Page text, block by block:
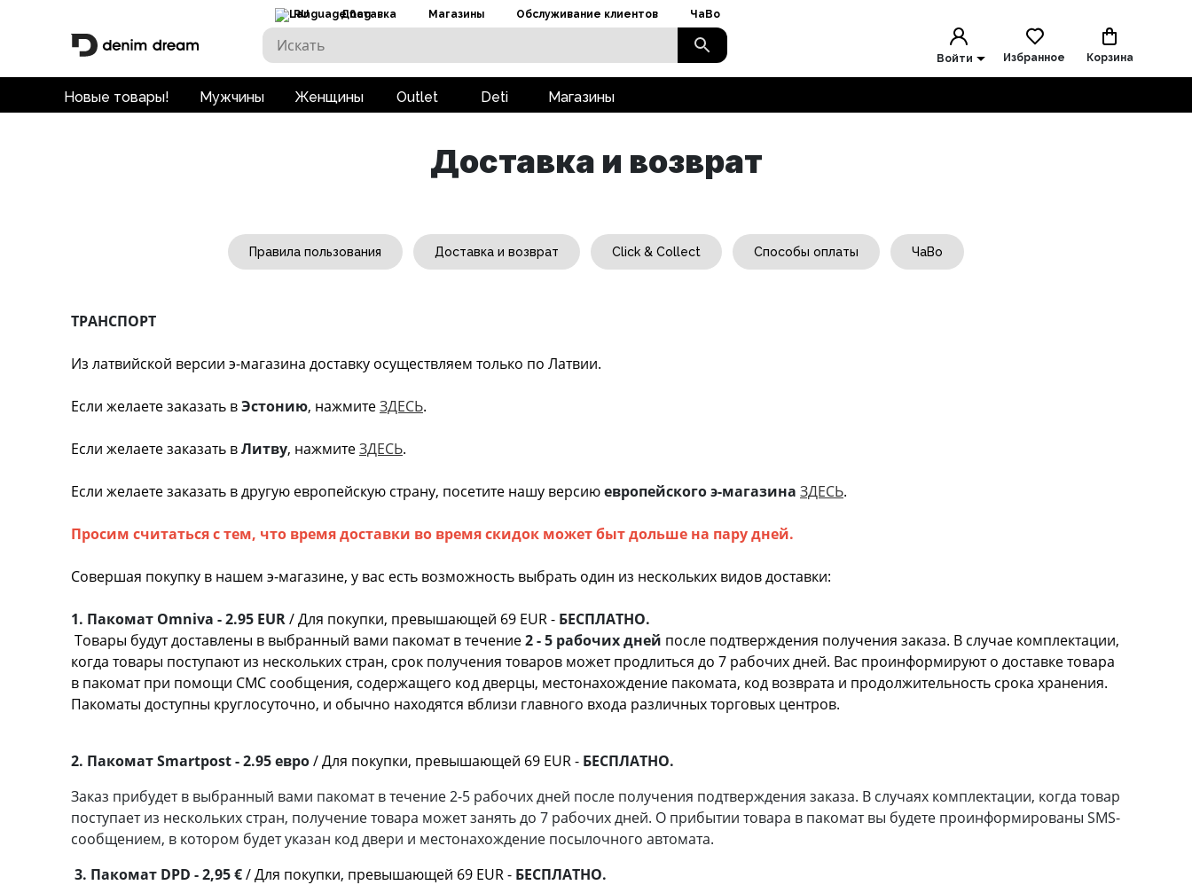
RU Доставка Магазины Обслуживание клиентов ЧаВо
Войти Избранное Корзина
Новые товары! Мужчины Женщины Outlet Deti Магазины
Доставка и возврат
Правила пользования Доставка и возврат Click & Collect Способы оплаты ЧаВо
ТРАНСПОРТ
Из латвийской версии э-магазина доставку осуществляем только по Латвии.
Если желаете заказать вЭстонию, нажмитеЗДЕСЬ.
Если желаете заказать вЛитву, нажмитеЗДЕСЬ.
Если желаете заказать в другую европейскую страну, посетите нашу версиюевропейского э-магазина ЗДЕСЬ.
Просим считаться с тем, что время доставки во время скидок может быт дольше на пару дней.
Совершая покупку в нашем э-магазине, у вас есть возможность выбрать один из нескольких видов доставки:
1. Пакомат Omniva - 2.95 EUR/ Для покупки, превышающей 69 EUR - БЕСПЛАТНО.
Товары будут доставлены в выбранный вами пакомат в течение2 - 5 рабочих дней после подтверждения получения заказа. В случае комплектации,
когда товары поступают из нескольких стран, срок получения товаров может продлиться до 7 рабочих дней. Вас проинформируют о доставке товара
в пакомат при помощи СМС сообщения, содержащего код дверцы, местонахождение пакомата, код возврата и продолжительность срока хранения.
Пакоматы доступны круглосуточно, и обычно находятся вблизи главного входа различных торговых центров.
2. Пакомат Smartpost - 2.95 евро/ Для покупки, превышающей 69 EUR - БЕСПЛАТНО.
Заказ прибудет в выбранный вами пакомат в течение 2-5 рабочих дней после получения подтверждения заказа. В случаях комплектации, когда товар
поступает из нескольких стран, получение товара может занять до 7 рабочих дней. О прибытии товара в пакомат вы будете проинформированы SMS-
сообщением, в котором будет указан код двери и местонахождение посылочного автомата.
3. Пакомат DPD - 2,95 €/ Для покупки, превышающей 69 EUR - БЕСПЛАТНО.